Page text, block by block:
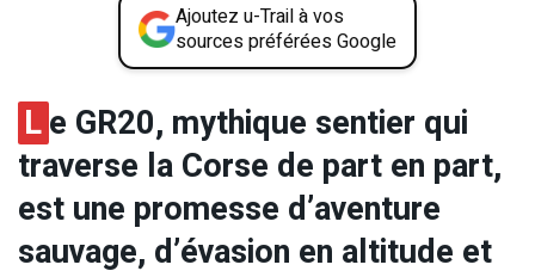
Ajoutez u-Trail à vos
sources préférées Google
Le GR20, mythique sentier qui
traverse la Corse de part en part,
est une promesse d’aventure
sauvage, d’évasion en altitude et